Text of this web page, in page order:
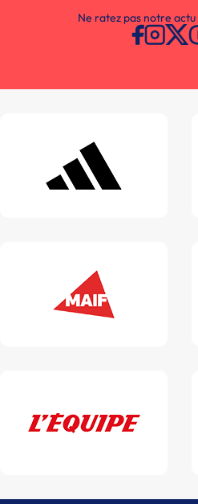
Ne ratez pas notre actu